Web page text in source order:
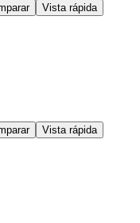
Vista rápida
Vista rápida